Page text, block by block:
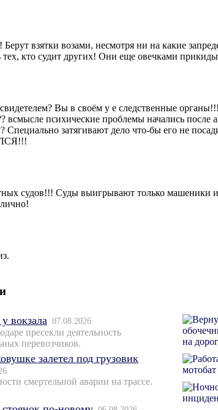
Берут взятки возами, несмотря ни на какие
тех, кто судит других! Они еще овечками
Вы в своём у е следственные
психические проблемы начались после
Специально затягивают дело что-бы его
судов!!! Суды выигрывают только машеники
вокзала 07.08.2026
пресекли деятельность
перевозчиков.
залетел под грузовик
смертельной аварии на трассе.